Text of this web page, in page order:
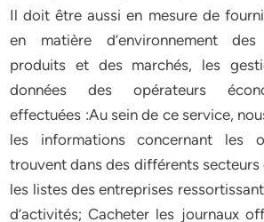
Il doit être aussi en mesure de
en matière d’environnement
produits et des marchés, les
données des opérateurs
effectuées :Au sein de ce service,
les informations concernant les
trouvent dans des différents secteurs
les listes des entreprises
d’activités; Cacheter les journaux